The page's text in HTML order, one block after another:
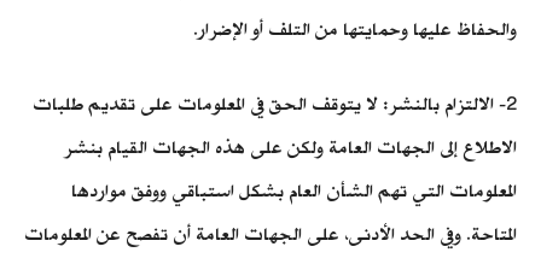
والحفاظ عليها وحمايتها من التلف أو الإضرار.
2- الالتزام بالنشر: لا يتوقف الحق في المعلومات على تقديم طلبات
الاطلاع إلى الجهات العامة ولكن على هذه الجهات القيام بنشر
المعلومات التي تهم الشأن العام بشكل استباقي ووفق مواردها
المتاحة. وفي الحد الأدنى، على الجهات العامة أن تفصح عن المعلومات